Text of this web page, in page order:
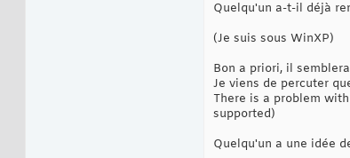
Quelqu'un a-t-il déjà
(Je suis sous WinXP)
Bon a priori, il
Je viens de percuter
There is a problem
supported)
Quelqu'un a une idée